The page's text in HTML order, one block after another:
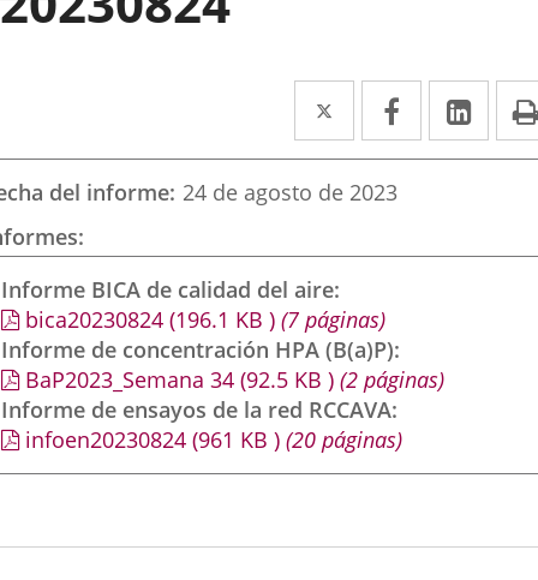
Twitter
Enlace
a
una
externa.
Facebook
Enlace
a
externa.
a
del informe 24 de agosto de 2023
Informe BICA de calidad del aire
bica20230824 (196.1 KB ) (7 páginas)
Informe de concentración HPA (B(a)P)
BaP2023_Semana 34 (92.5 KB ) (2 páginas)
Informe de ensayos de la red RCCAVA
infoen20230824 (961 KB ) (20 páginas)